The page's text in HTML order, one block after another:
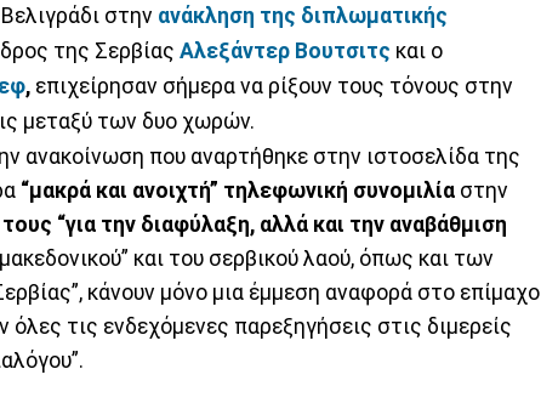
στην ανάκληση της διπλωματικής
της Σερβίας Αλεξάντερ Βουτσιτς και ο
, επιχείρησαν σήμερα να ρίξουν τους τόνους στην
μεταξύ των δυο χωρών.
ανακοίνωση που αναρτήθηκε στην ιστοσελίδα της
“μακρά και ανοιχτή” τηλεφωνική συνομιλία στην
“για την διαφύλαξη, αλλά και την αναβάθμιση
και του σερβικού λαού, όπως και των
κάνουν μόνο μια έμμεση αναφορά στο επίμαχο
τις ενδεχόμενες παρεξηγήσεις στις διμερείς